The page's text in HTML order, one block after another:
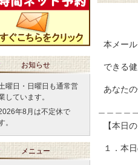
本メー
できる
あなた
【本日
１．本
お知らせ
曜日・日曜日も通常営
しています。
年8月は不定休で
。
メニュー